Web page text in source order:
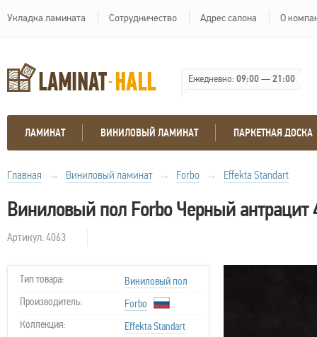
Укладка ламината Сотрудничество Адрес салона О
Ежедневно:09:00—21:00
ЛАМИНАТ ВИНИЛОВЫЙ ЛАМИНАТ ПАРКЕТНАЯ ДОСКА
Главная → Виниловый ламинат → Forbo → Effekta Standart
Виниловый пол Forbo Черный антрацит
Артикул: 4063
Тип товара:
Виниловый пол
Производитель:
Forbo
Коллекция:
Effekta Standart